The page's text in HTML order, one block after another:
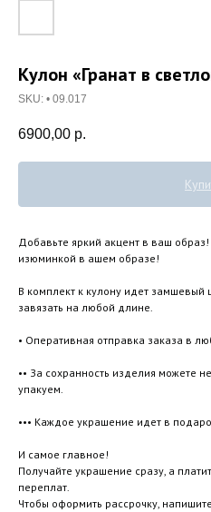
Кулон «Гранат в
SKU: • 09.017
6900,00 р.
Добавьте яркий акцент в ваш
изюминкой в ашем образе!
В комплект к кулону идет
завязать на любой длине.
• Оперативная отправка заказа в
•• За сохранность изделия можете
упакуем.
••• Каждое украшение идет в
И самое главное!
Получайте украшение сразу, а
переплат.
Чтобы оформить рассрочку,